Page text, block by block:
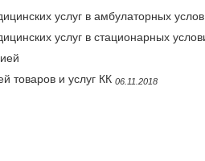
услуг в амбулаторных
услуг в стационарных
товаров и услуг КК 06.11.2018